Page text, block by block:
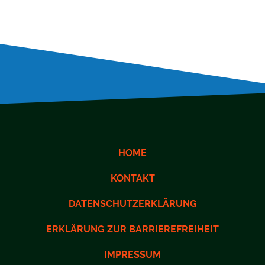
HOME
KONTAKT
DATENSCHUTZERKLÄRUNG
ERKLÄRUNG ZUR BARRIEREFREIHEIT
IMPRESSUM